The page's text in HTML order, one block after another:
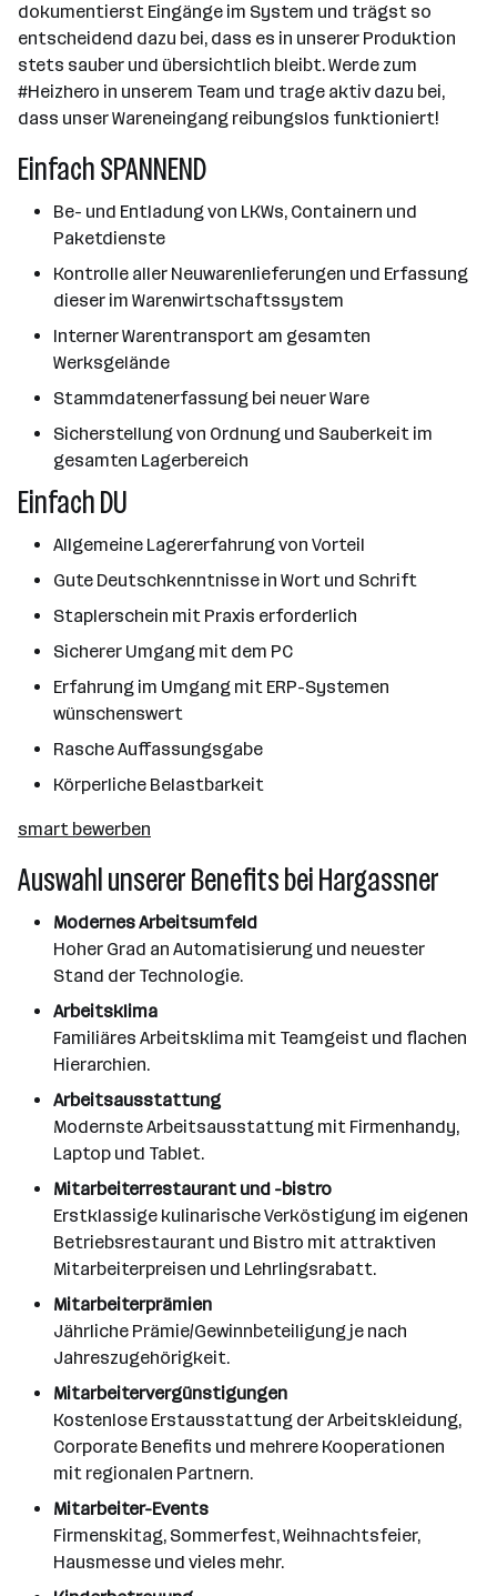
dokumentierst Eingänge im System und trägst so
entscheidend dazu bei, dass es in unserer Produktion
stets sauber und übersichtlich bleibt. Werde zum
#Heizhero in unserem Team und trage aktiv dazu bei,
dass unser Wareneingang reibungslos funktioniert!
Einfach SPANNEND
Be- und Entladung von LKWs, Containern und
Paketdienste
Kontrolle aller Neuwarenlieferungen und Erfassung
dieser im Warenwirtschaftssystem
Interner Warentransport am gesamten
Werksgelände
Stammdatenerfassung bei neuer Ware
Sicherstellung von Ordnung und Sauberkeit im
gesamten Lagerbereich
Einfach DU
Allgemeine Lagererfahrung von Vorteil
Gute Deutschkenntnisse in Wort und Schrift
Staplerschein mit Praxis erforderlich
Sicherer Umgang mit dem PC
Erfahrung im Umgang mit ERP-Systemen
wünschenswert
Rasche Auffassungsgabe
Körperliche Belastbarkeit
smart bewerben
Auswahl unserer Benefits bei Hargassner
Modernes Arbeitsumfeld
Hoher Grad an Automatisierung und neuester
Stand der Technologie.
Arbeitsklima
Familiäres Arbeitsklima mit Teamgeist und flachen
Hierarchien.
Arbeitsausstattung
Modernste Arbeitsausstattung mit Firmenhandy,
Laptop und Tablet.
Mitarbeiterrestaurant und -bistro
Erstklassige kulinarische Verköstigung im eigenen
Betriebsrestaurant und Bistro mit attraktiven
Mitarbeiterpreisen und Lehrlingsrabatt.
Mitarbeiterprämien
Jährliche Prämie/Gewinnbeteiligung je nach
Jahreszugehörigkeit.
Mitarbeitervergünstigungen
Kostenlose Erstausstattung der Arbeitskleidung,
Corporate Benefits und mehrere Kooperationen
mit regionalen Partnern.
Mitarbeiter-Events
Firmenskitag, Sommerfest, Weihnachtsfeier,
Hausmesse und vieles mehr.